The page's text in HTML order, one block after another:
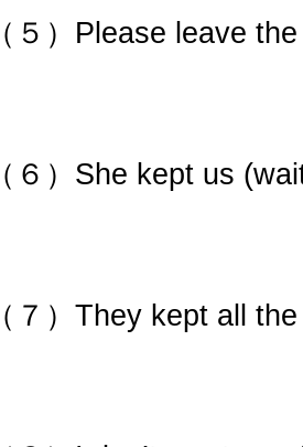
（５）Please leave
（６）She kept us
（７）They kept all